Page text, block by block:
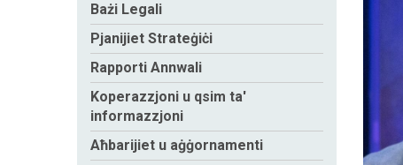
Bażi Legali
Pjanijiet Strateġiċi
Rapporti Annwali
Koperazzjoni u qsim ta'
informazzjoni
Aħbarijiet u aġġornamenti